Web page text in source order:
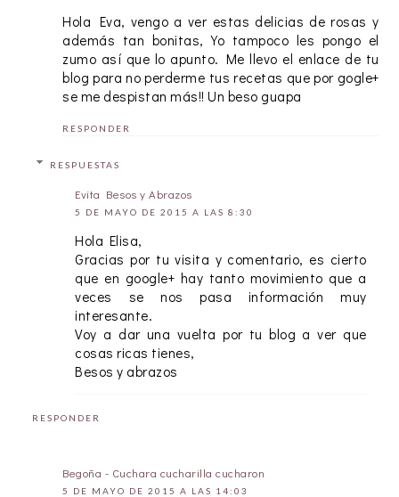
Hola Eva, vengo a ver estas delicias de rosas y
además tan bonitas, Yo tampoco les pongo el
zumo así que lo apunto. Me llevo el enlace de tu
blog para no perderme tus recetas que por gogle+
se me despistan más!! Un beso guapa
RESPONDER
RESPUESTAS
Evita Besos y Abrazos
5 DE MAYO DE 2015 A LAS 8:30
Hola Elisa,
Gracias por tu visita y comentario, es cierto
que en google+ hay tanto movimiento que a
veces se nos pasa información muy
interesante.
Voy a dar una vuelta por tu blog a ver que
cosas ricas tienes,
Besos y abrazos
RESPONDER
Begoña - Cuchara cucharilla cucharon
5 DE MAYO DE 2015 A LAS 14:03